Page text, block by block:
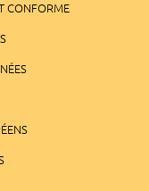
CONFORME